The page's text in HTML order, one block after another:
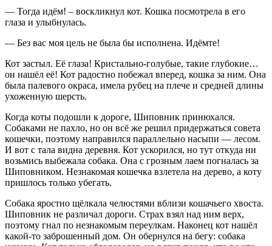
— Тогда идём! – воскликнул кот. Кошка посмотрела в его
глаза и улыбнулась.
— Без вас моя цель не была бы исполнена. Идёмте!
Кот застыл. Её глаза! Кристально-голубые, такие глубокие…
он нашёл её! Кот радостно побежал вперед, кошка за ним. Она
была палевого окраса, имела рубец на плече и средней длины
ухоженную шерсть.
Когда коты подошли к дороге, Шиповник принюхался.
Собаками не пахло, но он всё же решил придержаться совета
кошечки, поэтому направился параллельно насыпи — лесом.
И вот с тала видна деревня. Кот ускорился, но тут откуда ни
возьмись выбежала собака. Она с грозным лаем погналась за
Шиповником. Незнакомая кошечка взлетела на дерево, а коту
пришлось только убегать.
Собака яростно щёлкала челюстями вблизи кошачьего хвоста.
Шиповник не различал дороги. Страх взял над ним верх,
поэтому гнал по незнакомым переулкам. Наконец кот нашёл
какой-то заброшенный дом. Он обернулся на бегу: собака